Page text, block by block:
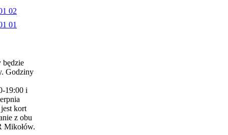
będzie
Godziny
19:00 i
kort
z obu
Mikołów.